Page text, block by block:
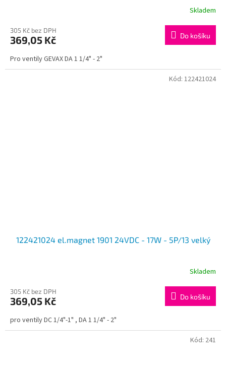
Skladem
305 Kč bez DPH
369,05 Kč Do košíku
Pro ventily GEVAX DA 1 1/4" - 2"
122421024 el.magnet 1901 24VDC - 17W - 5P/13 velký
Skladem
305 Kč bez DPH
369,05 Kč Do košíku
pro ventily DC 1/4"-1" , DA 1 1/4" - 2"
Kód: 122421024
Kód: 241